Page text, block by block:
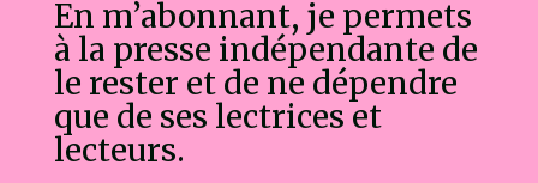
En m’abonnant, je permets
à la presse indépendante de
le rester et de ne dépendre
que de ses lectrices et
lecteurs.